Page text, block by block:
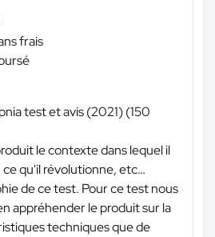
frais
test et avis (2021) (150
le contexte dans lequel il
qu'il révolutionne, etc…
de ce test. Pour ce test nous
appréhender le produit sur la
techniques que de